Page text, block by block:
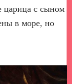
царица с сыном
в море, но